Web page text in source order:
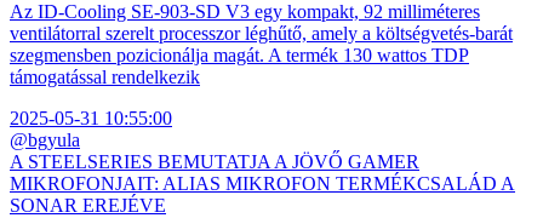
Az ID-Cooling SE-903-SD V3 egy kompakt, 92 milliméteres
ventilátorral szerelt processzor léghűtő, amely a költségvetés-barát
szegmensben pozicionálja magát. A termék 130 wattos TDP
támogatással rendelkezik
2025-05-31 10:55:00
@bgyula
A STEELSERIES BEMUTATJA A JÖVŐ GAMER
MIKROFONJAIT: ALIAS MIKROFON TERMÉKCSALÁD A
SONAR EREJÉVE